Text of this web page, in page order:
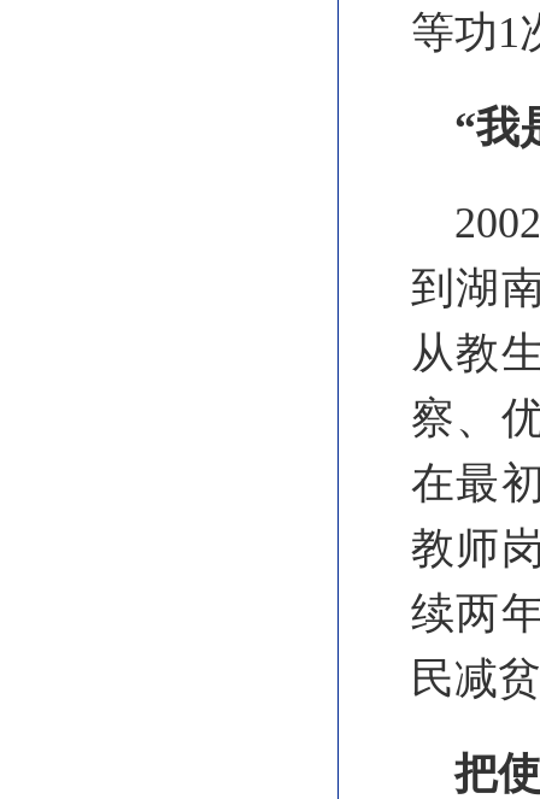
等功1
“我
到湖
从教
察、
在最
教师
续两
民减
把